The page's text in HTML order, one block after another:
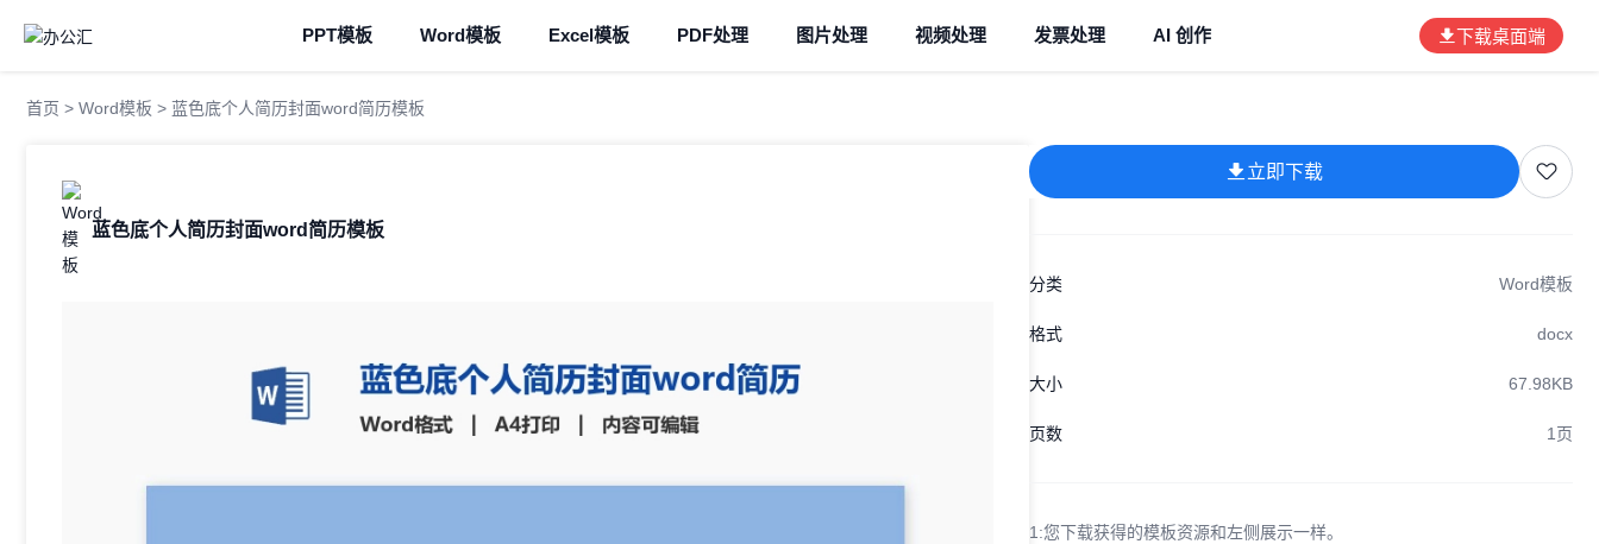
PPT模板 Word模板 Excel模板 PDF处理 图片处理 视频处理 发票处理 AI 创作 下载桌面端
首页 > Word模板 > 蓝色底个人简历封面word简历模板
蓝色底个人简历封面word简历模板
立即下载
分类 Word模板
格式 docx
大小 67.98KB
页数 1页
1:您下载获得的模板资源和左侧展示一样。